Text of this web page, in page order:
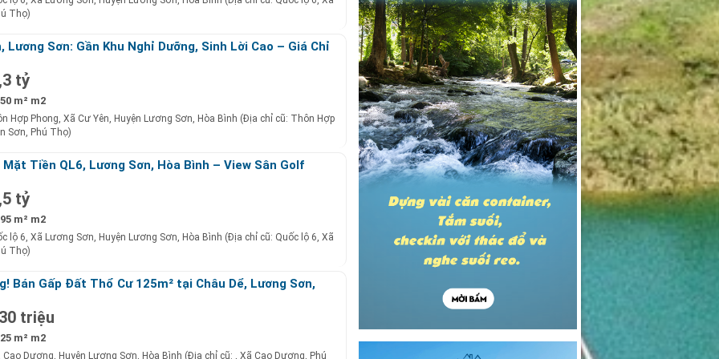
Thọ)
Lương Sơn: Gần Khu Nghỉ Dưỡng, Sinh Lời Cao – Giá Chỉ
tỷ
m² m2
Hợp Phong, Xã Cư Yên, Huyện Lương Sơn, Hòa Bình (Địa chỉ cũ: Thôn Hợp
Sơn, Phú Thọ)
Tiền QL6, Lương Sơn, Hòa Bình – View Sân Golf
tỷ
m² m2
lộ 6, Xã Lương Sơn, Huyện Lương Sơn, Hòa Bình (Địa chỉ cũ: Quốc lộ 6, Xã
Thọ)
Bán Gấp Đất Thổ Cư 125m² tại Châu Dể, Lương Sơn,
triệu
m² m2
Cao Dương, Huyện Lương Sơn, Hòa Bình (Địa chỉ cũ: , Xã Cao Dương, Phú